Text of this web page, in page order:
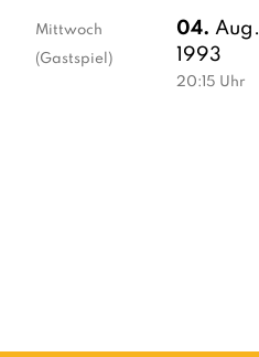
Mittwoch
(Gastspiel)
04. Aug.
1993
20:15 Uhr